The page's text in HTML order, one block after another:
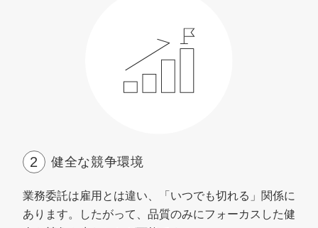
健全な競争環境
業務委託は雇用とは違い、「いつでも切れる」関係に
あります。したがって、品質のみにフォーカスした健